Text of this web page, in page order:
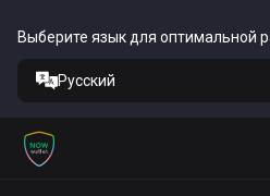
Выберите язык для оптимальной
Русский